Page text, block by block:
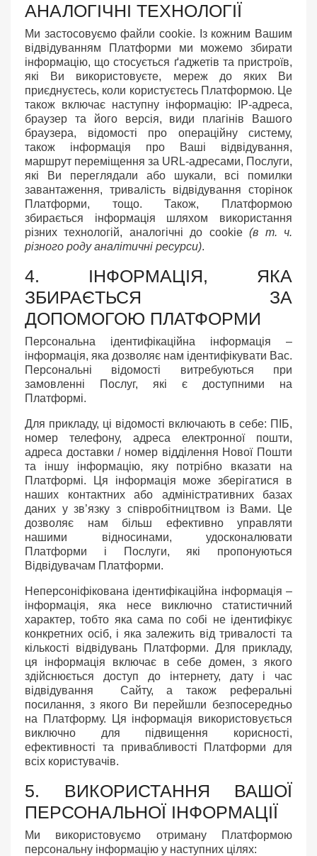
АНАЛОГІЧНІ ТЕХНОЛОГІЇ
Ми застосовуємо файли сookie. Із кожним Вашим
відвідуванням Платформи ми можемо збирати
інформацію, що стосується ґаджетів та пристроїв,
які Ви використовуєте, мереж до яких Ви
приєднуєтесь, коли користуєтесь Платформою. Це
також включає наступну інформацію: IP-адреса,
браузер та його версія, види плагінів Вашого
браузера, відомості про операційну систему,
також інформація про Ваші відвідування,
маршрут переміщення за URL-адресами, Послуги,
які Ви переглядали або шукали, всі помилки
завантаження, тривалість відвідування сторінок
Платформи, тощо. Також, Платформою
збирається інформація шляхом використання
різних технологій, аналогічні до cookie(в т. ч.
різного роду аналітичні ресурси).
4. ІНФОРМАЦІЯ, ЯКА
ЗБИРАЄТЬСЯ ЗА
ДОПОМОГОЮ ПЛАТФОРМИ
Персональна ідентифікаційна інформація –
інформація, яка дозволяє нам ідентифікувати Вас.
Персональні відомості витребуються при
замовленні Послуг, які є доступними на
Платформі.
Для прикладу, ці відомості включають в себе: ПІБ,
номер телефону, адреса електронної пошти,
адреса доставки / номер відділення Нової Пошти
та іншу інформацію, яку потрібно вказати на
Платформі. Ця інформація може зберігатися в
наших контактних або адміністративних базах
даних у зв’язку з співробітництвом із Вами. Це
дозволяє нам більш ефективно управляти
нашими відносинами, удосконалювати
Платформи і Послуги, які пропонуються
Відвідувачам Платформи.
Неперсоніфікована ідентифікаційна інформація –
інформація, яка несе виключно статистичний
характер, тобто яка сама по собі не ідентифікує
конкретних осіб, і яка залежить від тривалості та
кількості відвідувань Платформи. Для прикладу,
ця інформація включає в себе домен, з якого
здійснюється доступ до інтернету, дату і час
відвідування Сайту, а також реферальні
посилання, з якого Ви перейшли безпосередньо
на Платформу. Ця інформація використовується
виключно для підвищення корисності,
ефективності та привабливості Платформи для
всіх користувачів.
5. ВИКОРИСТАННЯ ВАШОЇ
ПЕРСОНАЛЬНОЇ ІНФОРМАЦІЇ
Ми використовуємо отриману Платформою
персональну інформацію у наступних цілях: